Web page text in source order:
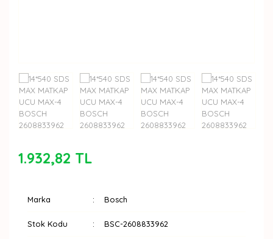
1.932,82 TL
Marka Bosch
Stok Kodu BSC-2608833962